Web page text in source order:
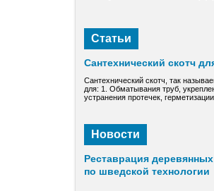
Статьи
Сантехнический скотч
Сантехнический скотч, так
для: 1. Обматывания труб,
устранения протечек,
Новости
Реставрация
по шведской технологии